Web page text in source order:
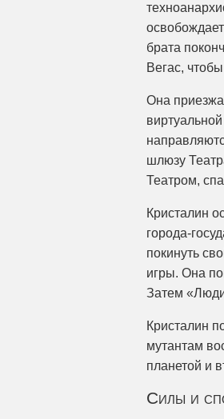
брата
Вегас,
Она
шлюзу
Театром,
Кристалин
города-
покинуть
игры. Она
Затем
Кристалин
мутантам
планетой и
Силы и